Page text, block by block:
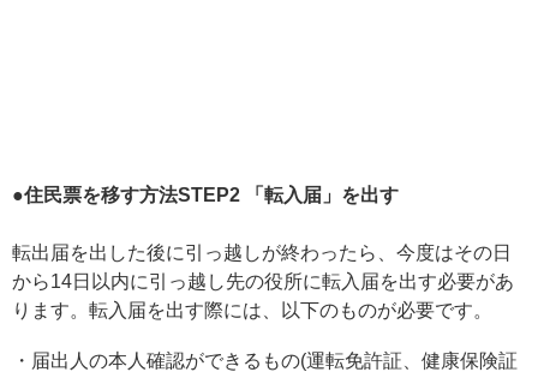
●住民票を移す方法STEP2 「転入届」を出す
転出届を出した後に引っ越しが終わったら、今度はその日
から14日以内に引っ越し先の役所に転入届を出す必要があ
ります。転入届を出す際には、以下のものが必要です。
・届出人の本人確認ができるもの(運転免許証、健康保険証